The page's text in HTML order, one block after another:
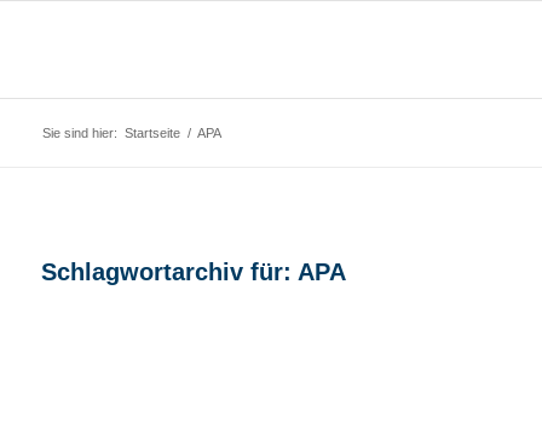
Sie sind hier: Startseite / APA
Schlagwortarchiv für: APA